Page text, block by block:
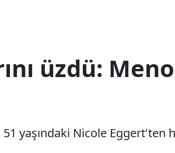
üzdü:
yaşındaki Nicole Eggert'ten